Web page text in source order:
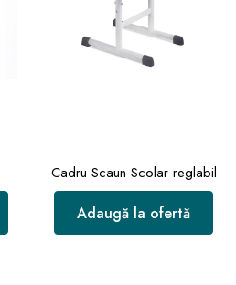
Cadru Scaun Scolar reglabil
Adaugă la ofertă